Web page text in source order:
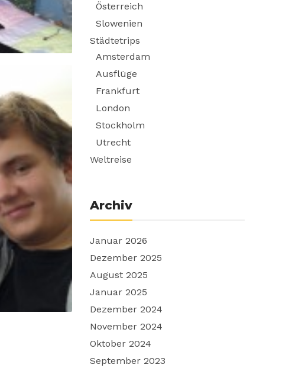
Österreich
Slowenien
Städtetrips
Amsterdam
Ausflüge
Frankfurt
London
Stockholm
Utrecht
Weltreise
Archiv
Januar 2026
Dezember 2025
August 2025
Januar 2025
Dezember 2024
November 2024
Oktober 2024
September 2023